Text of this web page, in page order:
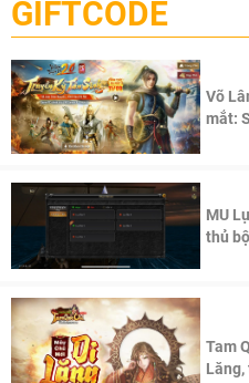
GIFTCODE
Võ
mắt:
MU
thủ
Tam